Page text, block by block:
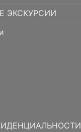
ЭКСКУРСИИ